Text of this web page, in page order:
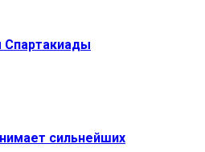
Спартакиады
сильнейших